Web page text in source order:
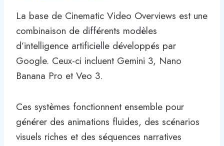
La base de Cinematic Video Overviews est une
combinaison de différents modèles
d’intelligence artificielle développés par
Google. Ceux-ci incluent Gemini 3, Nano
Banana Pro et Veo 3.
Ces systèmes fonctionnent ensemble pour
générer des animations fluides, des scénarios
visuels riches et des séquences narratives